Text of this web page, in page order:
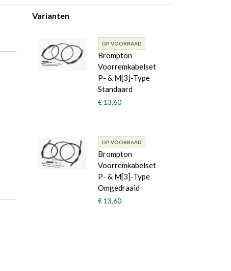
Varianten
OP VOORRAAD
Brompton
Voorremkabelset
P- & M[3]-Type
Standaard
€ 13,60
OP VOORRAAD
Brompton
Voorremkabelset
P- & M[3]-Type
Omgedraaid
€ 13,60